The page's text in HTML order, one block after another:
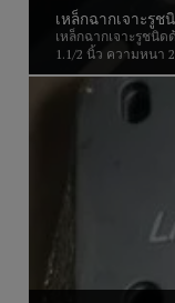
เหล็กฉากเจาะรูช
เหล็กฉากเจาะรูชนิ
1.1/2 นิ้ว ความหนา